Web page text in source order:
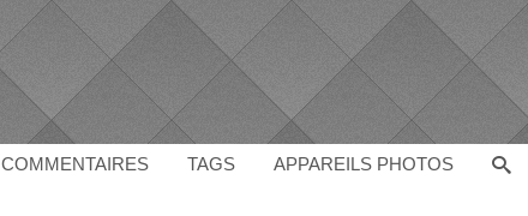
COMMENTAIRES TAGS APPAREILS PHOTOS